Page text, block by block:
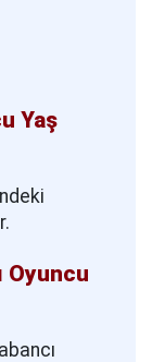
Yaş
Oyuncu